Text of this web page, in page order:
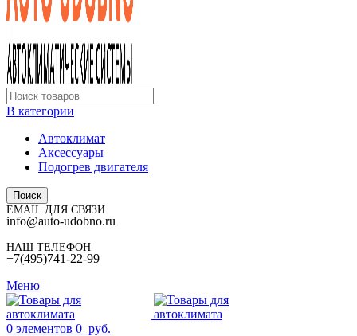
В категории
Автоклимат
Аксессуары
Подогрев двигателя
Поиск
EMAIL ДЛЯ СВЯЗИ
info@auto-udobno.ru
НАШ ТЕЛЕФОН
+7(495)741-22-99
Меню
0 элементов 0 руб.